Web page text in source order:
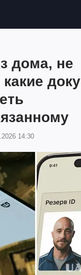
дома, не
какие
14:30